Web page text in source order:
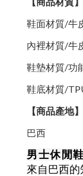
鞋面材質/牛
內裡材質/牛
鞋墊材質/功
鞋底材質/
【商品產地】
巴西
男士休閒
來自巴西